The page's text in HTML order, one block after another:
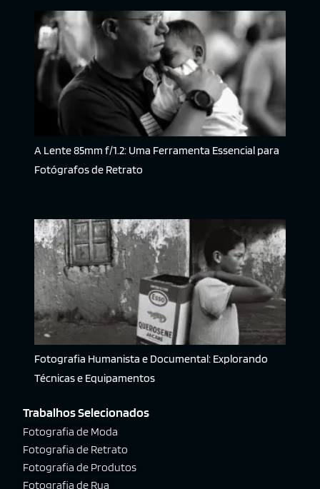
A Lente 85mm f/1.2: Uma Ferramenta Essencial para
Fotógrafos de Retrato
Fotografia Humanista e Documental: Explorando
Técnicas e Equipamentos
Trabalhos Selecionados
Fotografia de Moda
Fotografia de Retrato
Fotografia de Produtos
Fotografia de Rua